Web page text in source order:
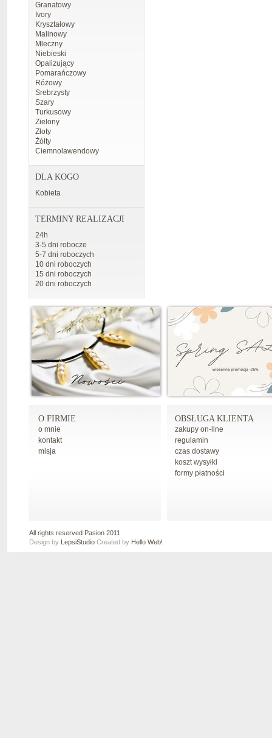
Granatowy
Ivory
Kryształowy
Malinowy
Mleczny
Niebieski
Opalizujący
Pomarańczowy
Różowy
Srebrzysty
Szary
Turkusowy
Zielony
Złoty
Żółty
Ciemnolawendowy
DLA KOGO
Kobieta
TERMINY REALIZACJI
24h
3-5 dni robocze
5-7 dni roboczych
10 dni roboczych
15 dni roboczych
20 dni roboczych
O FIRMIE
o mnie
kontakt
misja
OBSŁUGA KLIENTA
zakupy on-line
regulamin
czas dostawy
koszt wysyłki
formy płatności
All rights reserved Pasion 2011
Design by LepsiStudio Created by Hello Web!